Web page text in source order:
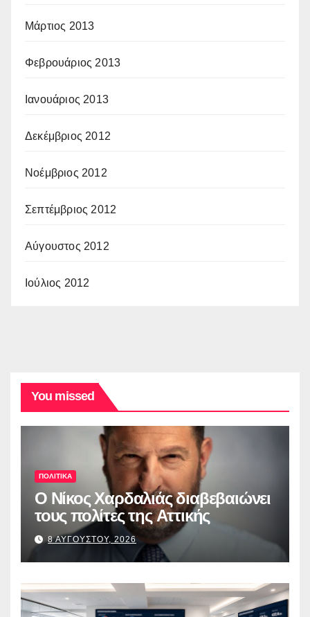
Μάρτιος 2013
Φεβρουάριος 2013
Ιανουάριος 2013
Δεκέμβριος 2012
Νοέμβριος 2012
Σεπτέμβριος 2012
Αύγουστος 2012
Ιούλιος 2012
You missed
ΠΟΛΙΤΙΚΑ
O Νίκος Χαρδαλιάς διαβεβαιώνει
τους πολίτες της Αττικής
8 ΑΥΓΟΥΣΤΟΥ, 2026